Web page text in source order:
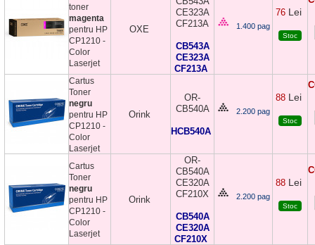
toner
magenta
pentru HP
CP1210 -
Color
Laserjet
OXE
CE323A
CF213A
CB543A
CE323A
CF213A
1.400 pag
76 Lei
Stoc
Cartus
Toner
negru
pentru HP
CP1210 -
Color
Laserjet
Orink
OR-
CB540A
HCB540A
2.200 pag
88 Lei
Stoc
Cartus
Toner
negru
pentru HP
CP1210 -
Color
Laserjet
Orink
OR-
CB540A
CE320A
CF210X
CB540A
CE320A
CF210X
2.200 pag
88 Lei
Stoc